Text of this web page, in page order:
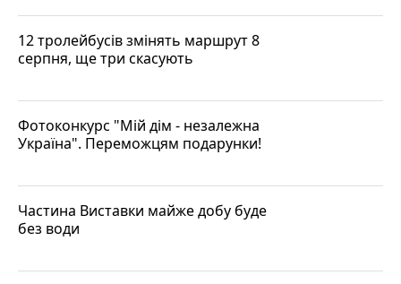
12 тролейбусів змінять маршрут 8
серпня, ще три скасують
Фотоконкурс "Мій дім - незалежна
Україна". Переможцям подарунки!
Частина Виставки майже добу буде
без води